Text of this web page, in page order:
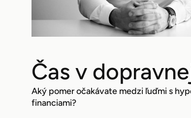
Čas v
Aký pomer očakávate medzi ľuďmi s
financiami?